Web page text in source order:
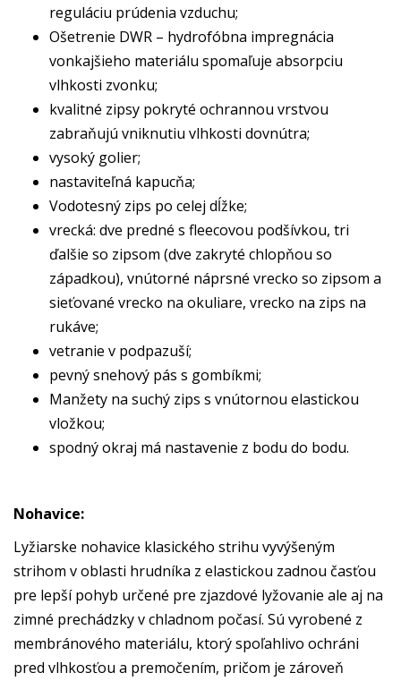
reguláciu prúdenia vzduchu;
Ošetrenie DWR – hydrofóbna impregnácia
vonkajšieho materiálu spomaľuje absorpciu
vlhkosti zvonku;
kvalitné zipsy pokryté ochrannou vrstvou
zabraňujú vniknutiu vlhkosti dovnútra;
vysoký golier;
nastaviteľná kapucňa;
Vodotesný zips po celej dĺžke;
vrecká: dve predné s fleecovou podšívkou, tri
ďalšie so zipsom (dve zakryté chlopňou so
západkou), vnútorné náprsné vrecko so zipsom a
sieťované vrecko na okuliare, vrecko na zips na
rukáve;
vetranie v podpazuší;
pevný snehový pás s gombíkmi;
Manžety na suchý zips s vnútornou elastickou
vložkou;
spodný okraj má nastavenie z bodu do bodu.
Nohavice:
Lyžiarske nohavice klasického strihu vyvýšeným
strihom v oblasti hrudníka z elastickou zadnou časťou
pre lepší pohyb určené pre zjazdové lyžovanie ale aj na
zimné prechádzky v chladnom počasí. Sú vyrobené z
membránového materiálu, ktorý spoľahlivo ochráni
pred vlhkosťou a premočením, pričom je zároveň